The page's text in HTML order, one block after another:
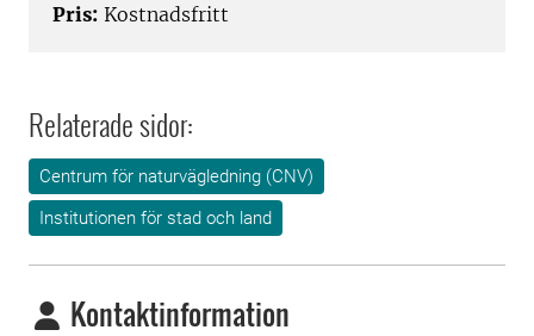
Pris: Kostnadsfritt
Relaterade sidor:
Centrum för naturvägledning (CNV)
Institutionen för stad och land
Kontaktinformation